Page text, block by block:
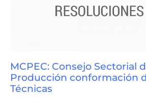
MCPEC: Consejo Sectorial
Producción conformación
Técnicas